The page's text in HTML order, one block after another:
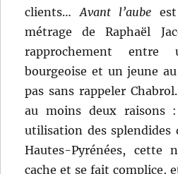
clients… Avant l’aube
métrage de Raphaël
rapprochement
bourgeoise et un jeune
pas sans rappeler
au moins deux raisons
utilisation des splendides
Hautes-Pyrénées, cette
cache et se fait complice,